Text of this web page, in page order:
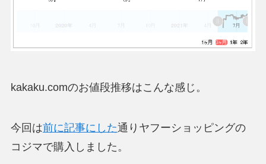
kakaku.comのお値段推移はこんな感じ。
今回は前に記事にした通りヤフーショッピングの
コジマで購入しました。